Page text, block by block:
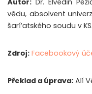
vědu, absolvent
šarí’atského soudu v
Zdroj: Facebookový
Překlad a úprava: Alí